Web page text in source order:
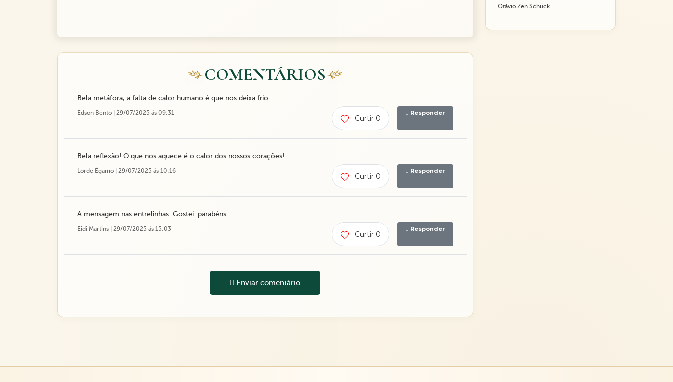
COMENTÁRIOS
Bela metáfora, a falta de calor humano é que nos deixa frio.
Edson Bento | 29/07/2025 ás 09:31
Curtir 0
Responder
Bela reflexão! O que nos aquece é o calor dos nossos corações!
Lorde Égamo | 29/07/2025 ás 10:16
Curtir 0
Responder
A mensagem nas entrelinhas. Gostei. parabéns
Eidi Martins | 29/07/2025 ás 15:03
Curtir 0
Responder
Enviar comentário
Otávio Zen Schuck